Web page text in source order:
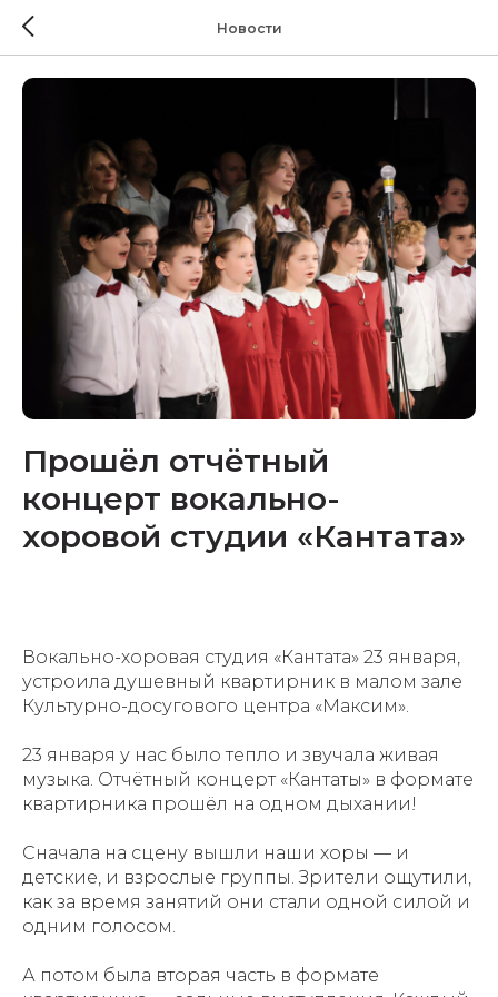
Новости
Прошёл отчётный
концерт вокально-
хоровой студии «Кантата»
Вокально-хоровая студия «Кантата» 23 января,
устроила душевный квартирник в малом зале
Культурно-досугового центра «Максим».
23 января у нас было тепло и звучала живая
музыка. Отчётный концерт «Кантаты» в формате
квартирника прошёл на одном дыхании!
Сначала на сцену вышли наши хоры — и
детские, и взрослые группы. Зрители ощутили,
как за время занятий они стали одной силой и
одним голосом.
А потом была вторая часть в формате